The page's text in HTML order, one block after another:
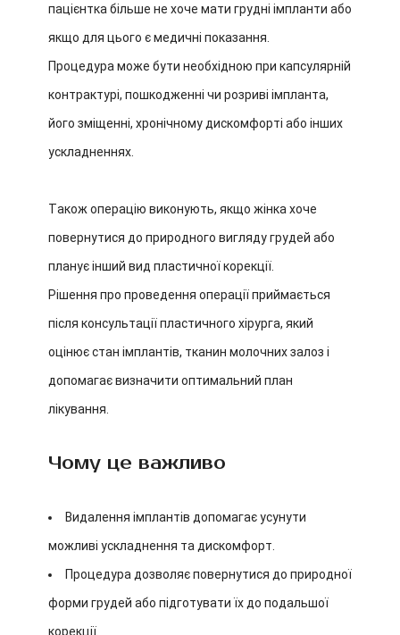
пацієнтка більше не хоче мати грудні імпланти або
якщо для цього є медичні показання.
Процедура може бути необхідною при капсулярній
контрактурі, пошкодженні чи розриві імпланта,
його зміщенні, хронічному дискомфорті або інших
ускладненнях.
Також операцію виконують, якщо жінка хоче
повернутися до природного вигляду грудей або
планує інший вид пластичної корекції.
Рішення про проведення операції приймається
після консультації пластичного хірурга, який
оцінює стан імплантів, тканин молочних залоз і
допомагає визначити оптимальний план
лікування.
Чому це важливо
Видалення імплантів допомагає усунути
можливі ускладнення та дискомфорт.
Процедура дозволяє повернутися до природної
форми грудей або підготувати їх до подальшої
корекції.